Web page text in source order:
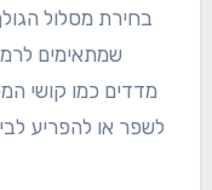
בחירת מסלול הגולף?